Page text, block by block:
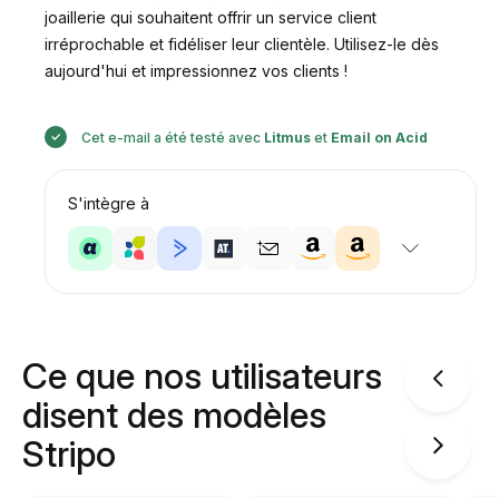
joaillerie qui souhaitent offrir un service client
irréprochable et fidéliser leur clientèle. Utilisez-le dès
aujourd'hui et impressionnez vos clients !
Cet e-mail a été testé avec Litmus et Email on Acid
S'intègre à
Ce que nos utilisateurs
disent des modèles
Stripo